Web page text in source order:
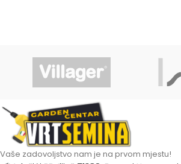
Vaše zadovoljstvo nam je na prvom mjestu!